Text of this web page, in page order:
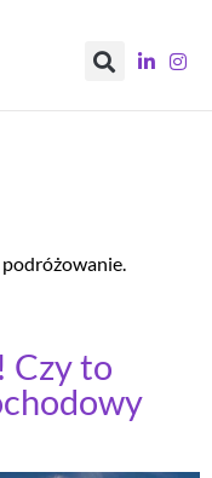
Czy to